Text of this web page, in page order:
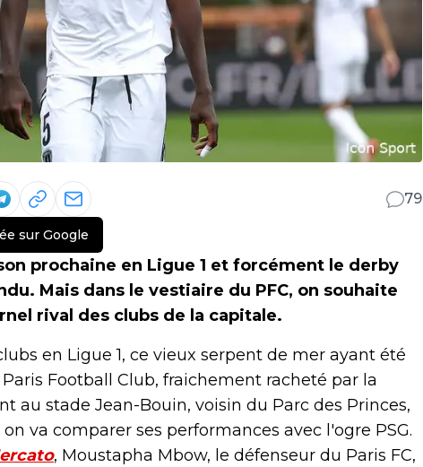
79
sur Google
prochaine en Ligue 1 et forcément le derby
Mais dans le vestiaire du PFC, on souhaite
rival des clubs de la capitale.
en Ligue 1, ce vieux serpent de mer ayant été
Football Club, fraichement racheté par la
au stade Jean-Bouin, voisin du Parc des Princes,
va comparer ses performances avec l'ogre PSG.
, Moustapha Mbow, le défenseur du Paris FC,